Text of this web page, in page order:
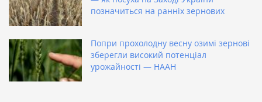
позначиться на ранніх зернових
Попри прохолодну весну озимі зернові
зберегли високий потенціал
урожайності — НААН